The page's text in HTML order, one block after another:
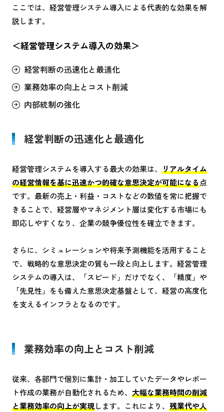
ここでは、経営管理システム導入による代表的な効果を解
説します。
＜経営管理システム導入の効果＞
経営判断の迅速化と最適化
業務効率の向上とコスト削減
内部統制の強化
経営判断の迅速化と最適化
経営管理システムを導入する最大の効果は、 リアルタイム
の経営情報を基に迅速かつ的確な意思決定が可能になる点
です。最新の売上・利益・コストなどの数値を常に把握で
きることで、経営層やマネジメント層は変化する市場にも
即応しやすくなり、企業の競争優位性を確立できます。
さらに、シミュレーションや将来予測機能を活用すること
で、戦略的な意思決定の質も一段と向上します。経営管理
システムの導入は、「スピード」だけでなく、「精度」や
「先見性」をも備えた意思決定基盤として、経営の高度化
を支えるインフラとなるのです。
業務効率の向上とコスト削減
従来、各部門で個別に集計・加工していたデータやレポー
ト作成の業務が自動化されるため、 大幅な業務時間の削減
と業務効率の向上が実現します。これにより、 残業代や人